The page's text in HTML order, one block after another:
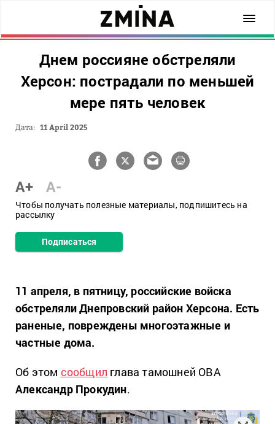
Днем россияне обстреляли
Херсон: пострадали по меньшей
мере пять человек
Дата: 11 April 2025
A+ A-
Чтобы получать полезные материалы, подпишитесь на
рассылку
Подписаться
11 апреля, в пятницу, российские войска
обстреляли Днепровский район Херсона. Есть
раненые, повреждены многоэтажные и
частные дома.
Об этом сообщил глава тамошней ОВА
Александр Прокудин.